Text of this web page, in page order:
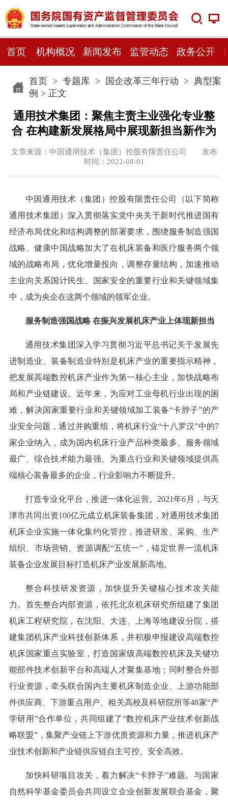
首页 机构概况 新闻发布 监管动态 政务公开
首页> 专题库> 国企改革三年行动 > 典型案
例 > 正文
通用技术集团：聚焦主责主业强化专业整
合 在构建新发展格局中展现新担当新作为
文章来源：中国通用技术（集团）控股有限责任公司 发布
时间：2022-08-01
中国通用技术（集团）控股有限责任公司（以下简称
通用技术集团）深入贯彻落实党中央关于新时代推进国有
经济布局优化和结构调整的部署要求，围绕服务制造强国
战略、健康中国战略加大了在机床装备和医疗服务两个领
域的战略布局，优化增量投向，调整存量结构，加速推动
主业向关系国计民生、国家安全的重要行业和关键领域集
中，成为央企在这两个领域的领军企业。
服务制造强国战略 在振兴发展机床产业上体现新担当
通用技术集团深入学习贯彻习近平总书记关于发展先
进制造业、装备制造业特别是机床产业的重要指示精神，
把发展高端数控机床产业作为第一核心主业，加快战略布
局和产业链建设。近年来，为应对工业母机行业出现的困
难，解决国家重要行业和关键领域加工装备“卡脖子”的产
业安全问题，通过并购重组，将机床行业“十八罗汉”中的7
家企业纳入，成为国内机床行业产品种类最多、服务领域
最广、综合技术能力最强、为重点行业和关键领域提供高
端核心装备最多的企业，行业影响力不断提升。
打造专业化平台，推进一体化运营。2021年6月，与天
津市共同出资100亿元成立机床装备集团，对通用技术集团
机床企业实施一体化集约化管控，推进研发、采购、生产
组织、市场营销、资源调配“五统一”，锚定世界一流机床
装备企业发展目标打造机床产业发展新高地。
整合科技研发资源，加快提升关键核心技术攻关能
力。首先整合内部资源，依托北京机床研究所组建了集团
机床工程研究院，在沈阳、大连、上海等地建设分院，搭
建集团机床产业科技创新体系，并积极申报建设高端数控
机床国家重点实验室，打造国家级高端数控机床及关键功
能部件技术创新平台和高端人才聚集基地；同时整合外部
行业资源，牵头联合国内主要机床制造企业、上游功能部
件供应商、下游重点用户、相关高校及科研院所等48家“产
学研用”合作单位，共同组建了“数控机床产业技术创新战
略联盟”，集聚产业链上下游优质资源和力量，推进机床产
业技术创新和产业链供应链自主可控、安全高效。
加快科研项目攻关，着力解决“卡脖子”难题。与国家
自然科学基金委员会共同设立企业创新发展联合基金，聚